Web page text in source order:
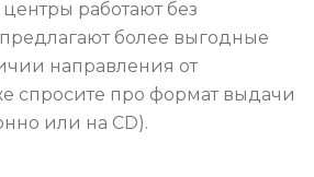
работают без
более выгодные
направления от
спросите про формат выдачи
или на CD).